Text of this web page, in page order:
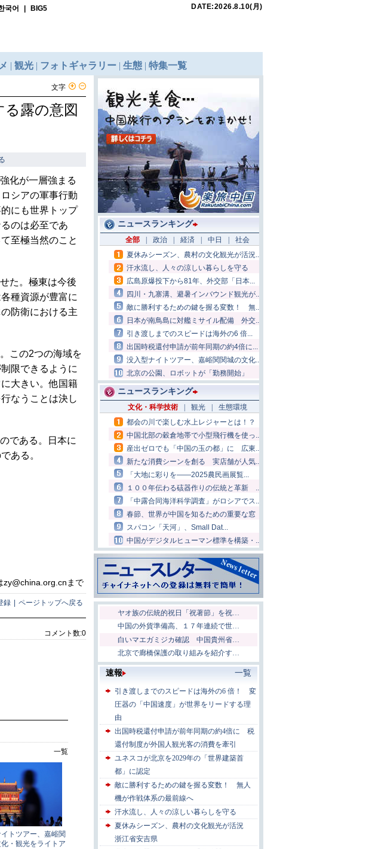
文字
露の意図
化が一層強まる
シアの軍事行動
にも世界トップ
のは必至であ
至極当然のこと
た。極東は今後
種資源が豊富に
防衛における主
この2つの海域を
限できるように
大きい。他国籍
なうことは決し
である。日本に
ある。
zy@china.org.cnまで
録 ページトップへ戻る
コメント数:0